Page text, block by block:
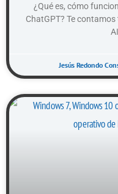
¿Qué es, cómo
ChatGPT? Te
Jesús Redondo